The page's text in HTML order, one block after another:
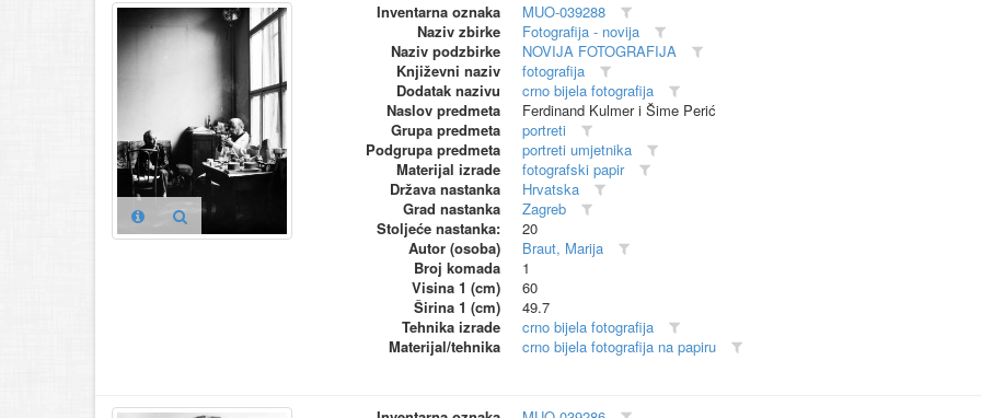
Inventarna oznaka
MUO-039288
Naziv zbirke
Fotografija - novija
Naziv podzbirke
NOVIJA FOTOGRAFIJA
Književni naziv
fotografija
Dodatak nazivu
crno bijela fotografija
Naslov predmeta
Ferdinand Kulmer i Šime Perić
Grupa predmeta
portreti
Podgrupa predmeta
portreti umjetnika
Materijal izrade
fotografski papir
Država nastanka
Hrvatska
Grad nastanka
Zagreb
Stoljeće nastanka:
20
Autor (osoba)
Braut, Marija
Broj komada
1
Visina 1 (cm)
60
Širina 1 (cm)
49.7
Tehnika izrade
crno bijela fotografija
Materijal/tehnika
crno bijela fotografija na papiru